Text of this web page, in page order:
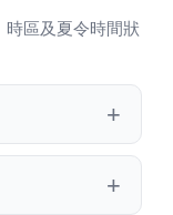
區及夏令時間狀